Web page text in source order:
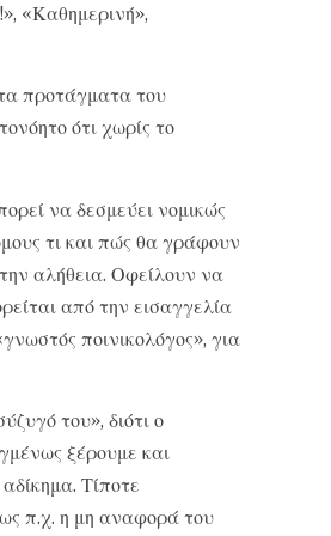
«Καθημερινή»,
τα προτάγματα του
ότι χωρίς το
να δεσμεύει νομικώς
τι και πώς θα γράφουν
αλήθεια. Οφείλουν να
από την εισαγγελία
ποινικολόγος», για
του», διότι ο
ξέρουμε και
Τίποτε
π.χ. η μη αναφορά του